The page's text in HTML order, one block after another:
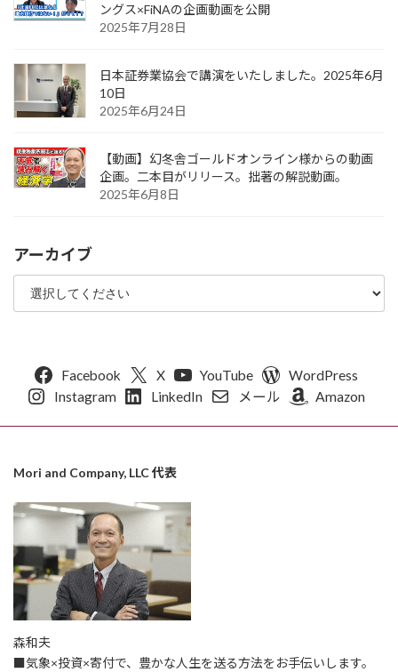
ングス×FiNAの企画動画を公開
2025年7月28日
日本証券業協会で講演をいたしました。2025年6月
10日
2025年6月24日
【動画】幻冬舎ゴールドオンライン様からの動画
企画。二本目がリリース。拙著の解説動画。
2025年6月8日
アーカイブ
Facebook X YouTube
WordPress
Instagram
LinkedIn メール Amazon
Mori and Company, LLC 代表
森和夫
■気象×投資×寄付で、豊かな人生を送る方法をお手伝いします。